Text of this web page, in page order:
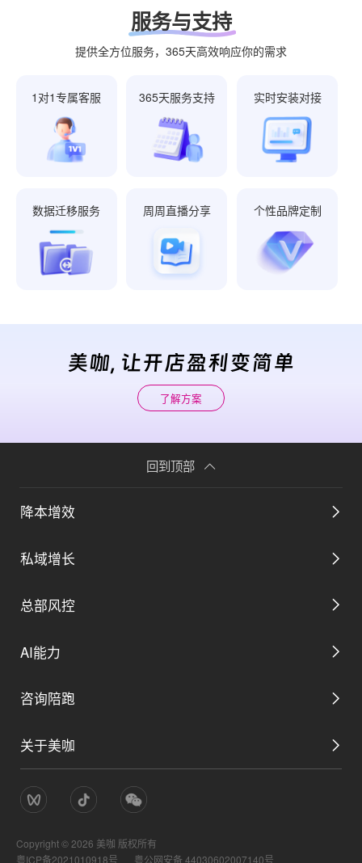
服务与支持
提供全方位服务，365天高效响应你的需求
1对1专属客服 365天服务支持 实时安装对接
数据迁移服务 周周直播分享 个性品牌定制
美咖, 让开店盈利变简单
了解方案
回到顶部
降本增效
数字管理后台
私域增长
私域营销解决方案
总部风控
平台用工解决方案
AI巡店解决方案
AI能力
AI总裁助理
AI服务助理
咨询陪跑
AI数字门店总部方案
AI数字门店咨询陪跑
关于美咖
公司简介
管理团队
Copyright © 2026 美咖 版权所有
粤ICP备2021010918号
粤公网安备 44030602007140号